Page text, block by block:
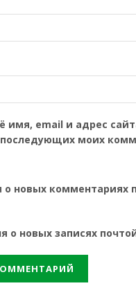
имя, email и адрес
последующих моих
новых комментариях
о новых записях